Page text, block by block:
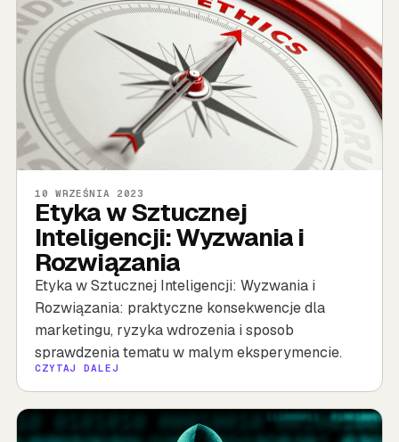
Etyka w Sztucznej
Inteligencji: Wyzwania i
Rozwiązania
10 WRZEŚNIA 2023
Etyka w Sztucznej Inteligencji: Wyzwania i
Rozwiązania: praktyczne konsekwencje dla
marketingu, ryzyka wdrozenia i sposob
sprawdzenia tematu w malym eksperymencie.
CZYTAJ DALEJ